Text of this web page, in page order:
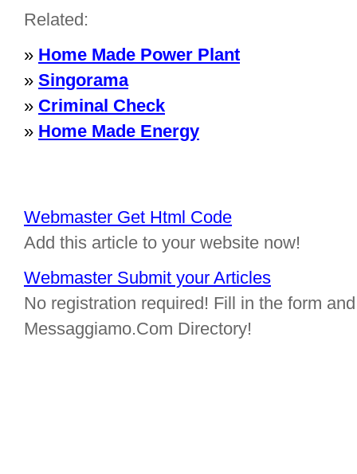
Related:
» Home Made Power Plant
» Singorama
» Criminal Check
» Home Made Energy
Webmaster Get Html Code
Add this article to your website now!
Webmaster Submit your Articles
No registration required! Fill in the form
Messaggiamo.Com Directory!